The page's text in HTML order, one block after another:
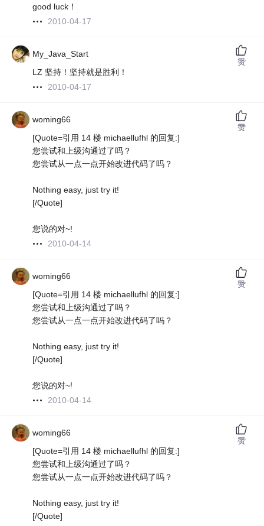
good luck！
2010-04-17
My_Java_Start
LZ 坚持！坚持就是胜利！
2010-04-17
赞
woming66
[Quote=引用 14 楼 michaellufhl 的回复:]
您尝试和上级沟通过了吗？
您尝试从一点一点开始改进代码了吗？
Nothing easy, just try it!
[/Quote]
您说的对~!
2010-04-14
赞
woming66
[Quote=引用 14 楼 michaellufhl 的回复:]
您尝试和上级沟通过了吗？
您尝试从一点一点开始改进代码了吗？
Nothing easy, just try it!
[/Quote]
您说的对~!
2010-04-14
赞
woming66
[Quote=引用 14 楼 michaellufhl 的回复:]
您尝试和上级沟通过了吗？
您尝试从一点一点开始改进代码了吗？
Nothing easy, just try it!
[/Quote]
赞